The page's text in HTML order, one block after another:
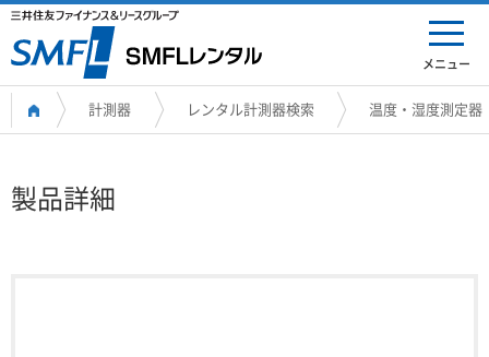
メニュー
計測器 レンタル計測器検索 温度・湿度測定器
製品詳細